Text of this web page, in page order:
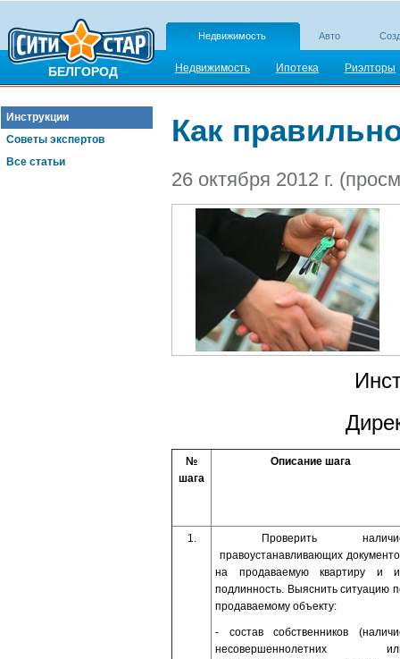
БЕЛГОРОД
Недвижимость Авто
Недвижимость Ипотека Риэлторы
Инструкции
Советы экспертов
Все статьи
Как
26 октября 2012 г.
№
шага
Описание шага
1.
Проверить
правоустанавливающих
на продаваемую квартиру и
подлинность. Выяснить ситуацию
продаваемому объекту:
- состав собственников
несовершеннолетних